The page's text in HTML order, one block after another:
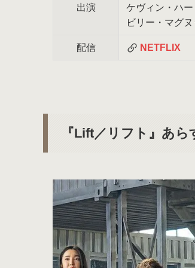
出演
ケヴィン・ハ
ビリー・マグ
配信 NETFLIX
『Lift／リフト』あら